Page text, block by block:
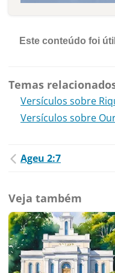
Este conteúdo foi
Temas
Versículos sobre
Versículos sobre
Ageu 2:7
Veja também